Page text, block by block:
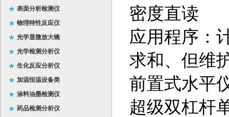
表面分析检测仪
物理特性反应仪
光学显微放大镜
光学检测分析仪
生化反应分析仪
加温恒温设备类
涂料油墨检测仪
药品检测分析仪
密度直读
应用程序：
求和、但维
前置式水平
超级双杠杆